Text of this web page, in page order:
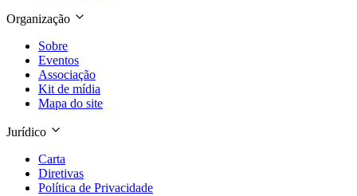
Organização
Sobre
Eventos
Associação
Kit de mídia
Mapa do site
Jurídico
Carta
Diretivas
Política de Privacidade